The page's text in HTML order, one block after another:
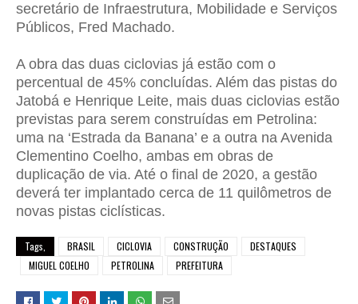
secretário de Infraestrutura, Mobilidade e Serviços
Públicos, Fred Machado.
A obra das duas ciclovias já estão com o
percentual de 45% concluídas. Além das pistas do
Jatobá e Henrique Leite, mais duas ciclovias estão
previstas para serem construídas em Petrolina:
uma na ‘Estrada da Banana’ e a outra na Avenida
Clementino Coelho, ambas em obras de
duplicação de via. Até o final de 2020, a gestão
deverá ter implantado cerca de 11 quilômetros de
novas pistas ciclísticas.
Tags, BRASIL CICLOVIA CONSTRUÇÃO
DESTAQUES
MIGUEL COELHO
PETROLINA PREFEITURA